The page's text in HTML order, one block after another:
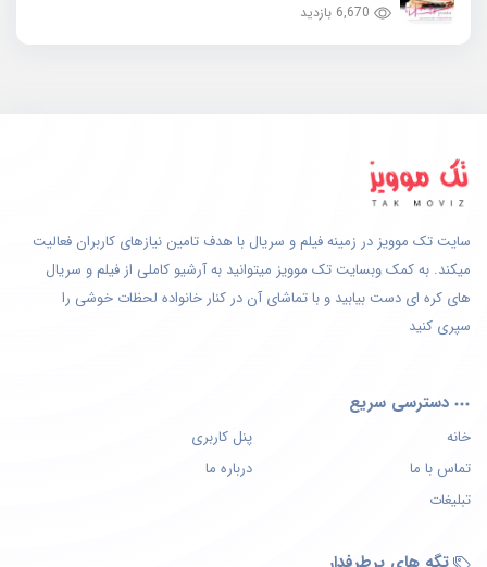
6,670 بازدید
سایت تک موویز در زمینه فیلم و سریال با هدف تامین نیازهای کاربران فعالیت
میکند. به کمک وبسایت تک موویز میتوانید به آرشیو کاملی از فیلم و سریال
های کره ای دست بیابید و با تماشای آن در کنار خانواده لحظات خوشی را
سپری کنید
دسترسی سریع
خانه
پنل کاربری
تماس با ما
درباره ما
تبلیغات